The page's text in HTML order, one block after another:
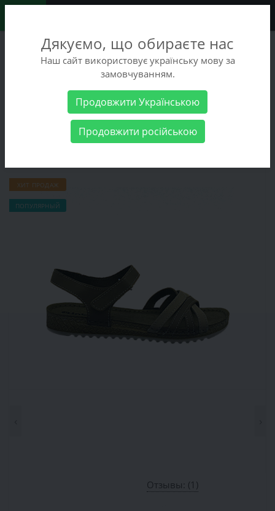
+38 (068) 486-90-09
+38 (093) 486-90-09
Женские товары Женская обувь Боссоножки Inblu VO-5I
Боссоножки Inblu VO-5I
ХИТ ПРОДАЖ
ПОПУЛЯРНЫЙ
Отзывы: (1)
Дякуємо, що обираєте нас
Наш сайт використовує українську мову за
замовчуванням.
Продовжити Українською
Продовжити російською